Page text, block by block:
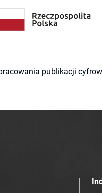
publikacji